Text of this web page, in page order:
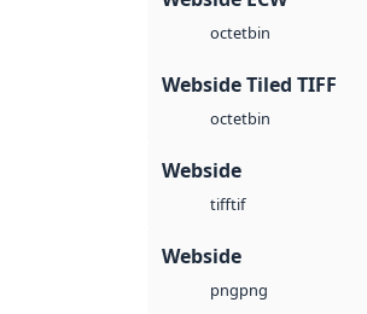
octetbin
Webside Tiled TIFF
octetbin
Webside
tifftif
Webside
pngpng